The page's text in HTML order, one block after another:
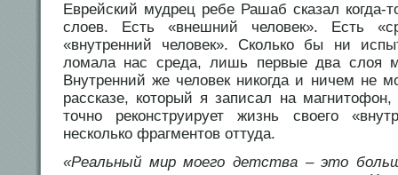
Еврейский мудрец ребе Рашаб сказал когда-
слоев. Есть «внешний человек». Есть
«внутренний человек». Сколько бы ни
ломала нас среда, лишь первые два слоя
Внутренний же человек никогда и ничем не
рассказе, который я записал на
точно реконструирует жизнь своего
несколько фрагментов оттуда.
«Реальный мир моего детства – это